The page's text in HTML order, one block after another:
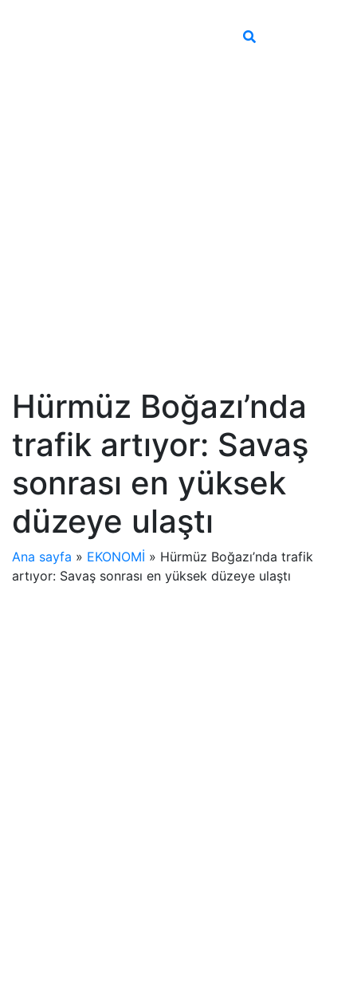
Hürmüz Boğazı’nda
trafik artıyor: Savaş
sonrası en yüksek
düzeye ulaştı
Ana sayfa » EKONOMİ » Hürmüz Boğazı’nda trafik
artıyor: Savaş sonrası en yüksek düzeye ulaştı